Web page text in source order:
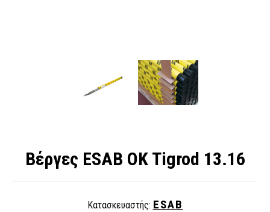
Βέργες ESAB OK Tigrod 13.16
Κατασκευαστής: ESAB